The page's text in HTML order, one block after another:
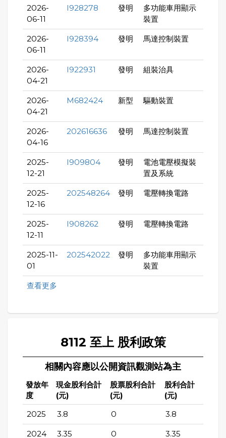
2026-
06-11
I928278 發明
多功能車用顯示
裝置
2026-
06-11
I928394 發明 馬達控制裝置
2026-
04-21
I922931 發明 組裝治具
2026-
04-21
M682424 新型 驅動裝置
2026-
04-16
202616636 發明 馬達控制裝置
2025-
12-21
I909804 發明
電池電壓模擬裝
置及系統
2025-
12-16
202548264 發明 電壓轉換電路
2025-
12-11
I908262 發明 電壓轉換電路
2025-11-
01
202542022 發明
多功能車用顯示
裝置
查看更多
8112 至上 股利政策
相關內容應以公開資訊觀測站為主
發放年
度
現金股利合計
(元)
股票股利合計
(元)
股利合計
(元)
2025 3.8 0 3.8
2024 3.35 0 3.35